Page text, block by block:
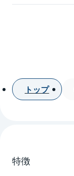
トップ
特徴